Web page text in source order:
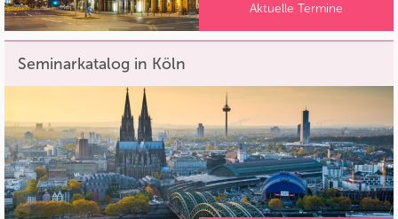
Aktuelle Termine
Seminarkatalog in Köln